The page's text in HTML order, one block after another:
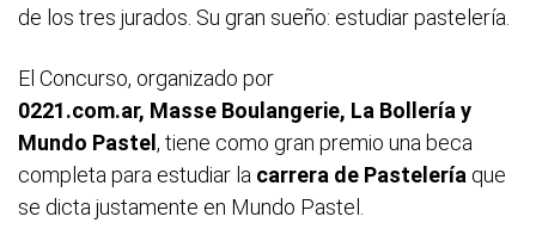
de los tres jurados. Su gran sueño: estudiar pastelería.
El Concurso, organizado por
0221.com.ar, Masse Boulangerie, La Bollería y
Mundo Pastel , tiene como gran premio una beca
completa para estudiar la carrera de Pastelería que
se dicta justamente en Mundo Pastel.